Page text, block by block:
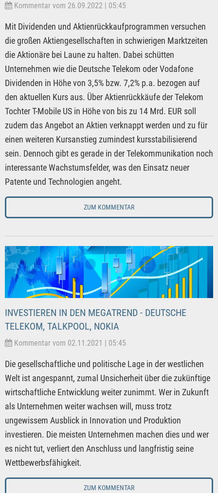
Kommentar vom 26.09.2022 | 05:45
Mit Dividenden und Aktienrückkaufprogrammen versuchen
die großen Aktiengesellschaften in schwierigen Marktzeiten
die Aktionäre bei Laune zu halten. Dabei schütten
Unternehmen wie die Deutsche Telekom oder Vodafone
Dividenden in Höhe von 3,5% bzw. 7,2% p.a. bezogen auf
den aktuellen Kurs aus. Über Aktienrückkäufe der Telekom
Tochter T-Mobile US in Höhe von bis zu 14 Mrd. EUR soll
zudem das Angebot an Aktien verknappt werden und zu für
einen weiteren Kursanstieg zumindest kursstabilisierend
sein. Dennoch gibt es gerade in der Telekommunikation noch
interessante Wachstumsfelder, was den Einsatz neuer
Patente und Technologien angeht.
ZUM KOMMENTAR
INVESTIEREN IN DEN MEGATREND - DEUTSCHE
TELEKOM, TALKPOOL, NOKIA
Kommentar vom 02.11.2021 | 05:45
Die gesellschaftliche und politische Lage in der westlichen
Welt ist angespannt, zumal Unsicherheit über die zukünftige
wirtschaftliche Entwicklung weiter zunimmt. Wer in Zukunft
als Unternehmen weiter wachsen will, muss trotz
ungewissem Ausblick in Innovation und Produktion
investieren. Die meisten Unternehmen machen dies und wer
es nicht tut, verliert den Anschluss und langfristig seine
Wettbewerbsfähigkeit.
ZUM KOMMENTAR